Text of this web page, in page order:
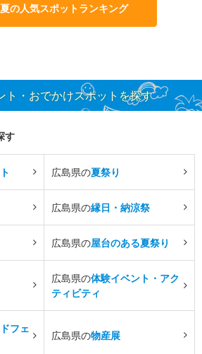
の人気スポットランキング
ト・おでかけスポットを探す
す
広島県の夏祭り
広島県の縁日・納涼祭
広島県の屋台のある夏祭り
広島県の体験イベント・アク
ティビティ
フェ
広島県の物産展